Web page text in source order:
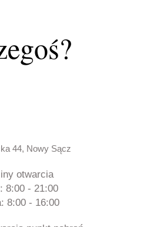
44, Nowy Sącz
otwarcia
8:00 - 21:00
8:00 - 16:00